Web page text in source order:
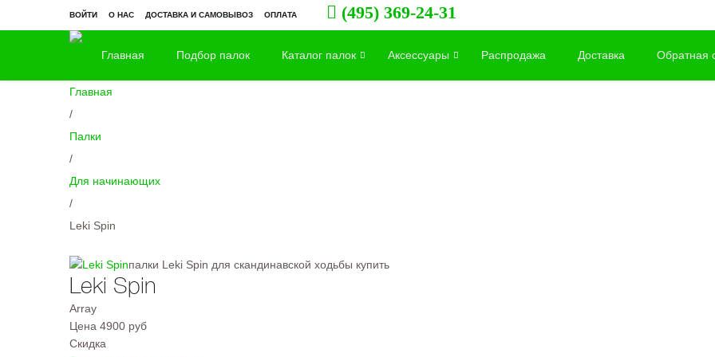
ВОЙТИ О НАС ДОСТАВКА И САМОВЫВОЗ ОПЛАТА (495) 369-24-31
Главная Подбор палок Каталог палок Аксессуары Распродажа Доставка Обратная
Главная
/
Палки
/
Для начинающих
/
Leki Spin
палки Leki Spin для скандинавской ходьбы купить
Leki Spin
Array
Цена 4900 руб
Скидка